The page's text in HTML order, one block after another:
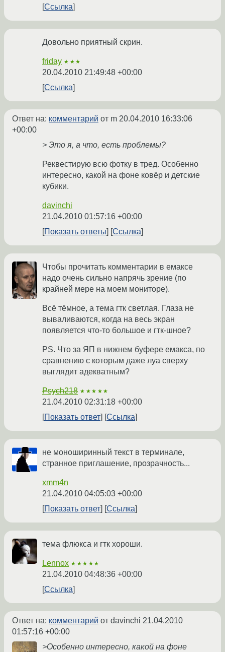
Ссылка
Довольно приятный скрин.
friday ★★★
20.04.2010 21:49:48 +00:00
Ссылка
Ответ на: комментарий от m 20.04.2010 16:33:06
+00:00
> Это я, а что, есть проблемы?
Реквестирую всю фотку в тред. Особенно
интересно, какой на фоне ковёр и детские
кубики.
davinchi
21.04.2010 01:57:16 +00:00
Показать ответы
Ссылка
Чтобы прочитать комментарии в емаксе
надо очень сильно напрячь зрение (по
крайней мере на моем мониторе).
Всё тёмное, а тема гтк светлая. Глаза не
вываливаются, когда на весь экран
появляется что-то большое и гтк-шное?
PS. Что за ЯП в нижнем буфере емакса, по
сравнению с которым даже луа сверху
выглядит адекватным?
Psych218 ★★★★★
21.04.2010 02:31:18 +00:00
Показать ответ
Ссылка
не моноширинный текст в терминале,
странное приглашение, прозрачность...
xmm4n
21.04.2010 04:05:03 +00:00
Показать ответ
Ссылка
тема флюкса и гтк хороши.
Lennox ★★★★★
21.04.2010 04:48:36 +00:00
Ссылка
Ответ на: комментарий от davinchi 21.04.2010
01:57:16 +00:00
>Особенно интересно, какой на фоне